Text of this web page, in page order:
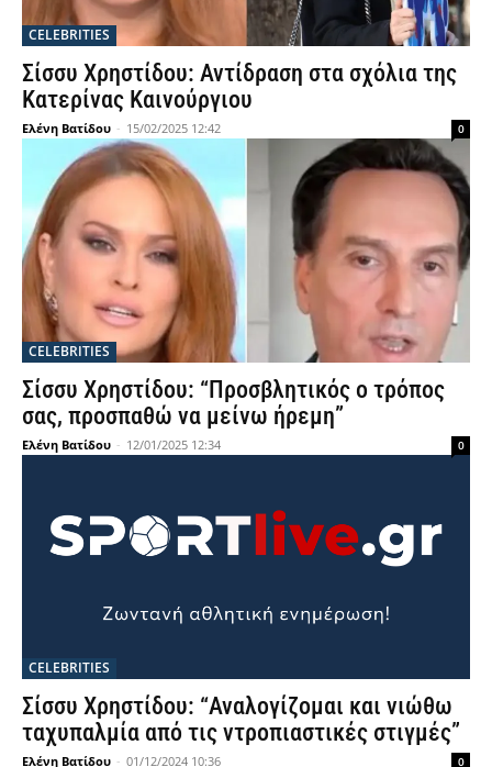
CELEBRITIES
Σίσσυ Χρηστίδου: Αντίδραση στα σχόλια της
Κατερίνας Καινούργιου
Ελένη Βατίδου - 15/02/2025 12:42 0
CELEBRITIES
Σίσσυ Χρηστίδου: “Προσβλητικός ο τρόπος
σας, προσπαθώ να μείνω ήρεμη”
Ελένη Βατίδου - 12/01/2025 12:34 0
CELEBRITIES
Σίσσυ Χρηστίδου: “Αναλογίζομαι και νιώθω
ταχυπαλμία από τις ντροπιαστικές στιγμές”
Ελένη Βατίδου - 01/12/2024 10:36 0